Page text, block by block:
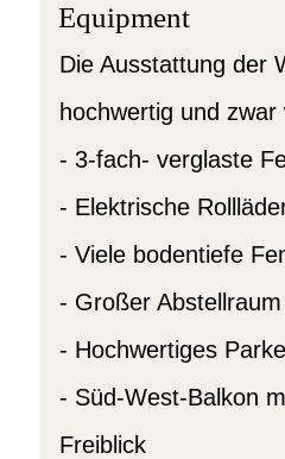
Equipment
Die Ausstattung der
hochwertig und zwar
- 3-fach- verglaste
- Elektrische
- Viele bodentiefe
- Großer
- Hochwertiges
- Süd-West-Balkon
Freiblick